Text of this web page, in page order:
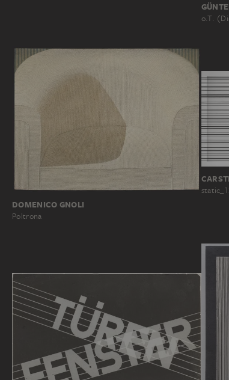
o.T.
DOMENICO GNOLI
Poltrona